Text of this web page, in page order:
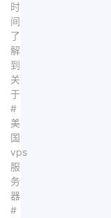
时
间
了
解
到
关
于
#
美
国
vps
服
务
器
#